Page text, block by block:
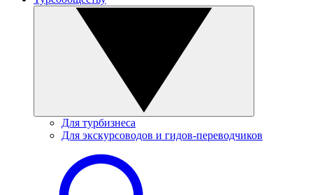
Для турбизнеса
Для экскурсоводов и гидов-переводчиков